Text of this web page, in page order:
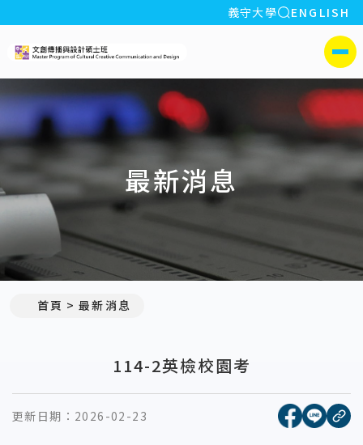
:::
義守大學 全站搜索
ENGLISH
義守大學文創傳播與設計碩士
側選單
最新消息
首頁 最新消息
114-2英檢校園考
更新日期： 2026-02-23 [另開新
[另開
複